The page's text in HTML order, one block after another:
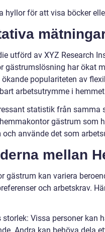
hyllor för att visa böcker
utförd av XYZ Research
gästrumslösning har ökat
ökande populariteten av
arbetsutrymme i
statistik från samma
gästrum som
använde det som
mellan
gästrum kan variera
och arbetskrav.
storlek: Vissa personer kan
Andra kan behöva dela